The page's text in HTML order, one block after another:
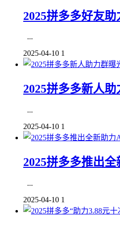
2025拼多多好友
...
2025-04-10 1
2025拼多多新人
...
2025-04-10 1
2025拼多多推出
...
2025-04-10 1